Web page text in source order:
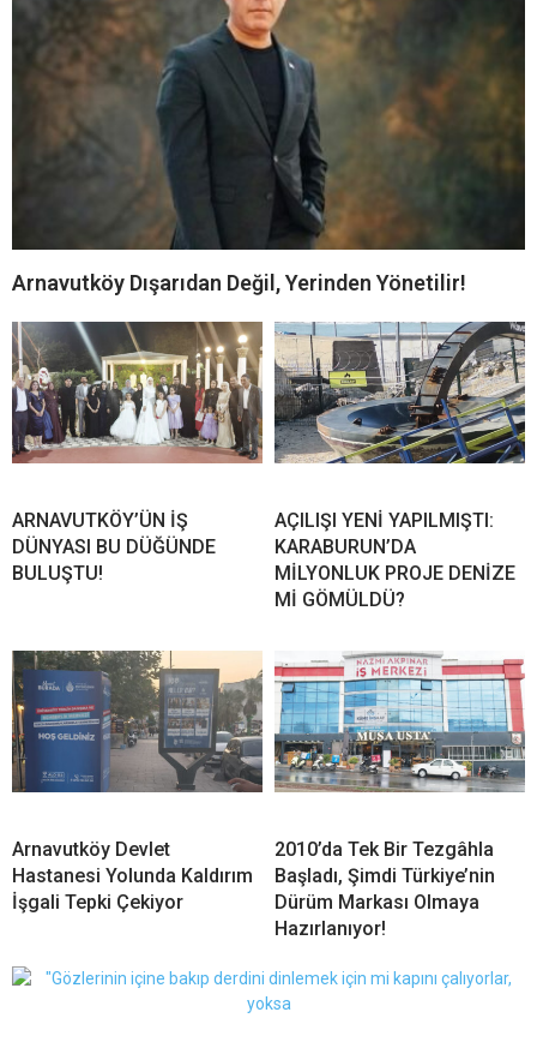
Arnavutköy Dışarıdan Değil, Yerinden Yönetilir!
ARNAVUTKÖY’ÜN İŞ
DÜNYASI BU DÜĞÜNDE
BULUŞTU!
AÇILIŞI YENİ YAPILMIŞTI:
KARABURUN’DA
MİLYONLUK PROJE DENİZE
Mİ GÖMÜLDÜ?
Arnavutköy Devlet
Hastanesi Yolunda Kaldırım
İşgali Tepki Çekiyor
2010’da Tek Bir Tezgâhla
Başladı, Şimdi Türkiye’nin
Dürüm Markası Olmaya
Hazırlanıyor!